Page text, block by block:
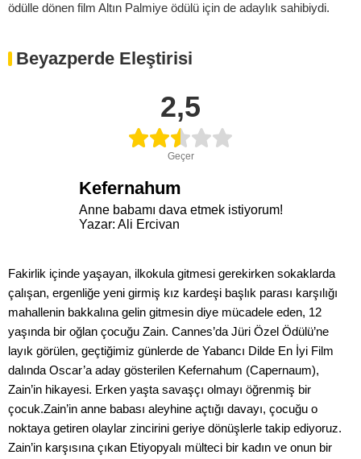
ödülle dönen film Altın Palmiye ödülü için de adaylık sahibiydi.
Beyazperde Eleştirisi
2,5
Geçer
Kefernahum
Anne babamı dava etmek istiyorum!
Yazar: Ali Ercivan
Fakirlik içinde yaşayan, ilkokula gitmesi gerekirken sokaklarda
çalışan, ergenliğe yeni girmiş kız kardeşi başlık parası karşılığı
mahallenin bakkalına gelin gitmesin diye mücadele eden, 12
yaşında bir oğlan çocuğu Zain. Cannes’da Jüri Özel Ödülü’ne
layık görülen, geçtiğimiz günlerde de Yabancı Dilde En İyi Film
dalında Oscar’a aday gösterilen Kefernahum (Capernaum),
Zain’in hikayesi. Erken yaşta savaşçı olmayı öğrenmiş bir
çocuk.Zain’in anne babası aleyhine açtığı davayı, çocuğu o
noktaya getiren olaylar zincirini geriye dönüşlerle takip ediyoruz.
Zain’in karşısına çıkan Etiyopyalı mülteci bir kadın ve onun bir